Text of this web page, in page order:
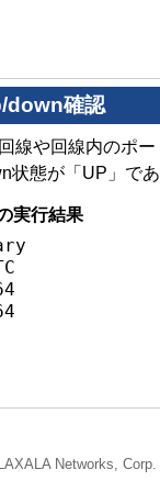
down確認
線や回線内のポ
状態が「UP」で
実行結果
Networks, Corp.